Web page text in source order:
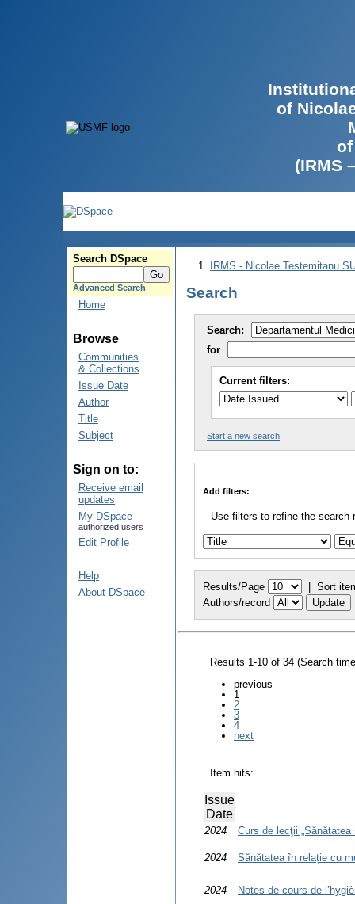
of
(IRMS
Search DSpace
Advanced Search
Home
Browse
Communities
& Collections
Issue Date
Author
Title
Subject
Sign on to:
Receive email
updates
My DSpace
authorized users
Edit Profile
Help
About DSpace
IRMS - Nicolae Testemitanu
Search
Search:
for
Current filters:
Start a new search
Add filters:
Use filters to refine the search
Results/Page | Sort
Authors/record
Results 1-10 of 34 (Search
previous
1
2
3
4
next
Item hits:
Issue
Date
2024 Curs de lecţii
2024 Sănătatea în relație cu
2024
Notes de cours de